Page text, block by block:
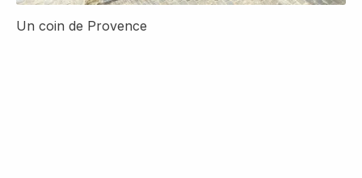
Un coin de Provence